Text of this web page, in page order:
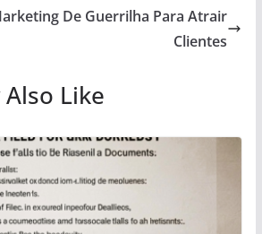
De Guerrilha Para Atrair
Clientes
Like